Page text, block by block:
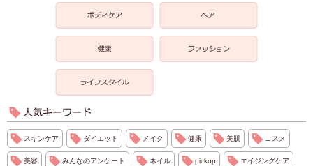
スキンケア ダイエット メイク 健康 美肌 コスメ
美容 みんなのアンケート ネイル pickup エイジングケア